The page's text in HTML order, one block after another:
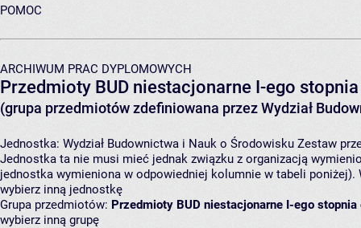
POMOC
ARCHIWUM PRAC DYPLOMOWYCH
Przedmioty BUD niestacjonarne I-ego
(grupa przedmiotów zdefiniowana przez Wydział
Jednostka: Wydział Budownictwa i Nauk o Środowisku Zestaw
Jednostka ta nie musi mieć jednak związku z organizacją
jednostka wymieniona w odpowiedniej kolumnie w tabeli
wybierz inną jednostkę
Grupa przedmiotów: Przedmioty BUD niestacjonarne I-ego
wybierz inną grupę